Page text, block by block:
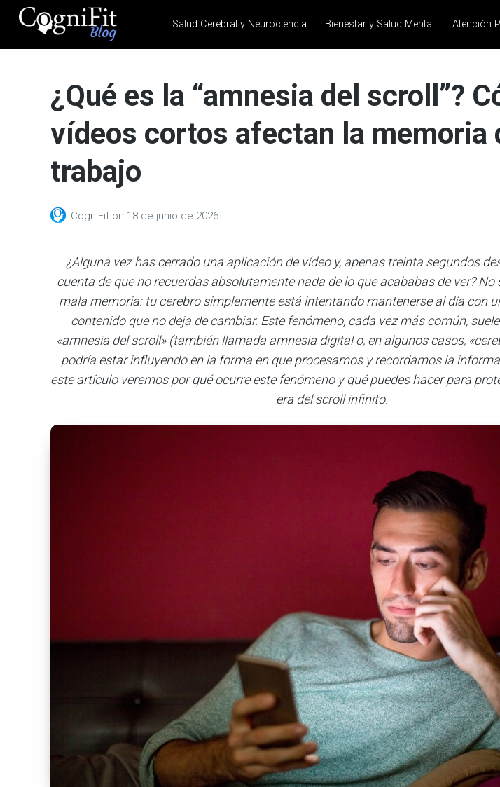
CogniFit
Health
News
Brain Training, Mental
Salud Cerebral y Neurociencia Bienestar y Salud Mental Atención
¿Qué es la “amnesia del scroll”?
vídeos cortos afectan la memoria
trabajo
CogniFit on 18 de junio de 2026
¿Alguna vez has cerrado una aplicación de vídeo y, apenas treinta segundos
cuenta de que no recuerdas absolutamente nada de lo que acababas de ver?
mala memoria: tu cerebro simplemente está intentando mantenerse al día con
contenido que no deja de cambiar. Este fenómeno, cada vez más común,
«amnesia del scroll» (también llamada amnesia digital o, en algunos casos,
podría estar influyendo en la forma en que procesamos y recordamos la
este artículo veremos por qué ocurre este fenómeno y qué puedes hacer para
era del scroll infinito.